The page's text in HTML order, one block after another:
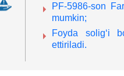
PF-5986-son
mumkin;
Foyda soligʻi
ettiriladi.